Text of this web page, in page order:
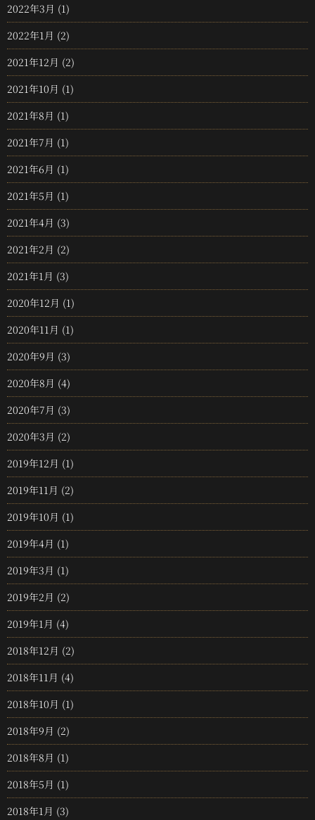
2022年3月 (1)
2022年1月 (2)
2021年12月 (2)
2021年10月 (1)
2021年8月 (1)
2021年7月 (1)
2021年6月 (1)
2021年5月 (1)
2021年4月 (3)
2021年2月 (2)
2021年1月 (3)
2020年12月 (1)
2020年11月 (1)
2020年9月 (3)
2020年8月 (4)
2020年7月 (3)
2020年3月 (2)
2019年12月 (1)
2019年11月 (2)
2019年10月 (1)
2019年4月 (1)
2019年3月 (1)
2019年2月 (2)
2019年1月 (4)
2018年12月 (2)
2018年11月 (4)
2018年10月 (1)
2018年9月 (2)
2018年8月 (1)
2018年5月 (1)
2018年1月 (3)